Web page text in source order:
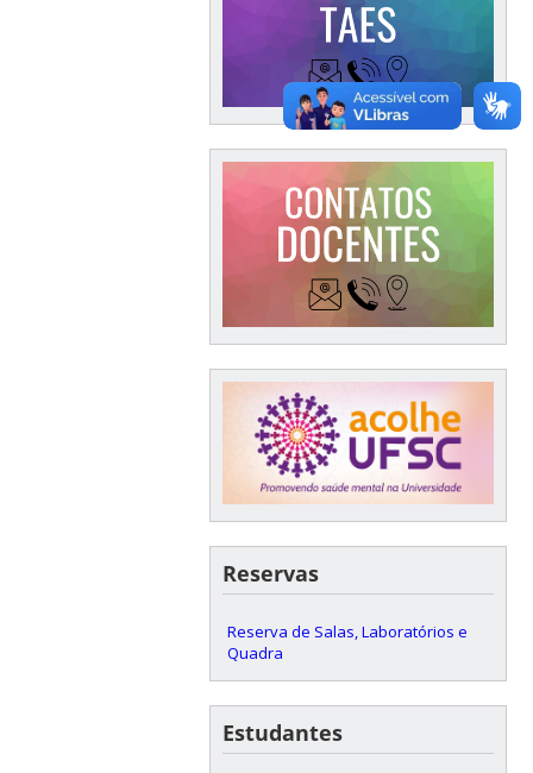
Reservas
Reserva de Salas, Laboratórios e
Quadra
Estudantes